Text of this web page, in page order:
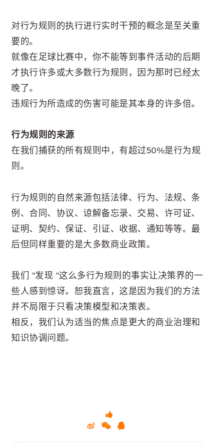
对行为规则的执行进行实时干预的概念是至关重
要的。
就像在足球比赛中，你不能等到事件活动的后期
才执行许多或大多数行为规则，因为那时已经太
晚了。
违规行为所造成的伤害可能是其本身的许多倍。
行为规则的来源
在我们捕获的所有规则中，有超过50%是行为规
则。
行为规则的自然来源包括法律、行为、法规、条
例、合同、协议、谅解备忘录、交易、许可证、
证明、契约、保证、引证、收据、通知等等。最
后但同样重要的是大多数商业政策。
我们 "发现 "这么多行为规则的事实让决策界的一
些人感到惊讶。恕我直言，这是因为我们的方法
并不局限于只看决策模型和决策表。
相反，我们认为适当的焦点是更大的商业治理和
知识协调问题。